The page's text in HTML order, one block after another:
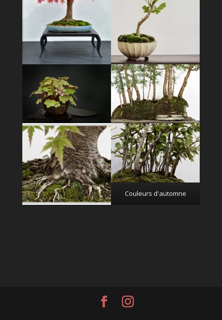
Couleurs d'automne